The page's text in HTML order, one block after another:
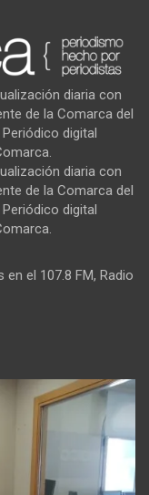
diaria con
de la Comarca del
digital
diaria con
de la Comarca del
digital
el 107.8 FM, Radio